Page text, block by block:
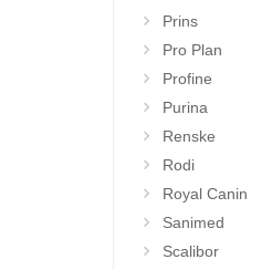
Prins
Pro Plan
Profine
Purina
Renske
Rodi
Royal Canin
Sanimed
Scalibor